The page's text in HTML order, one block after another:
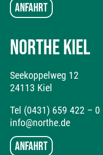
Anfahrt
NORTHE KIEL
Seekoppelweg 12
24113 Kiel
Tel (0431) 659 422 – 0
info@northe.de
Anfahrt